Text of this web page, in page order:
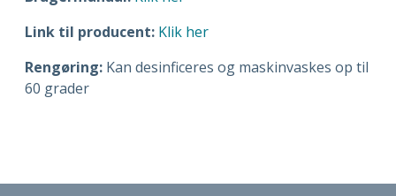
Link til producent: Klik her
Rengøring: Kan desinficeres og maskinvaskes op til
60 grader